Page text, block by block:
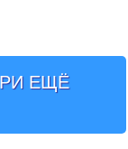
ЕЩЁ